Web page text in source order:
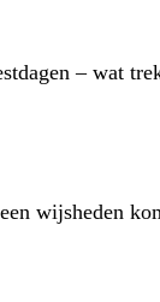
– wat
wijsheden